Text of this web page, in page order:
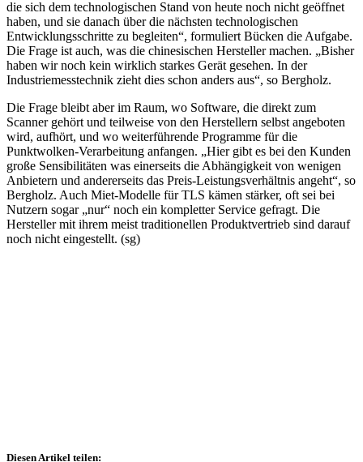
die sich dem technologischen Stand von heute noch nicht geöffnet
haben, und sie danach über die nächsten technologischen
Entwicklungsschritte zu begleiten“, formuliert Bücken die Aufgabe.
Die Frage ist auch, was die chinesischen Hersteller machen. „Bisher
haben wir noch kein wirklich starkes Gerät gesehen. In der
Industriemesstechnik zieht dies schon anders aus“, so Bergholz.
Die Frage bleibt aber im Raum, wo Software, die direkt zum
Scanner gehört und teilweise von den Herstellern selbst angeboten
wird, aufhört, und wo weiterführende Programme für die
Punktwolken-Verarbeitung anfangen. „Hier gibt es bei den Kunden
große Sensibilitäten was einerseits die Abhängigkeit von wenigen
Anbietern und andererseits das Preis-Leistungsverhältnis angeht“, so
Bergholz. Auch Miet-Modelle für TLS kämen stärker, oft sei bei
Nutzern sogar „nur“ noch ein kompletter Service gefragt. Die
Hersteller mit ihrem meist traditionellen Produktvertrieb sind darauf
noch nicht eingestellt. (sg)
Diesen Artikel teilen: